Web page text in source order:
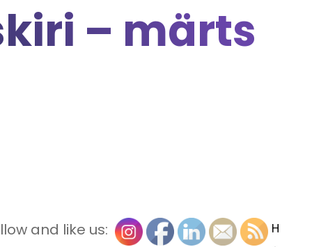
– märts
and like us:
H